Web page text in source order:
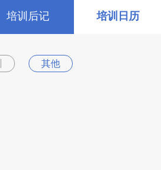
培训后记 培训日历
其他